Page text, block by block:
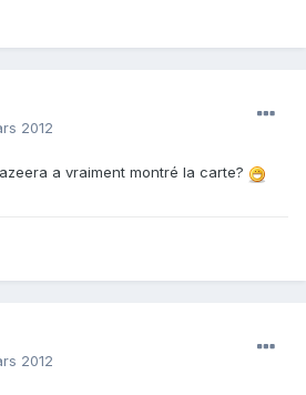
2012
a vraiment montré la carte?
2012